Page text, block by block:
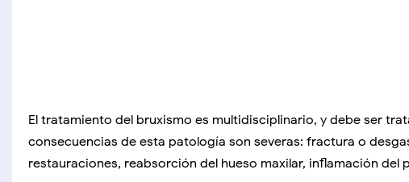
El tratamiento del bruxismo es multidisciplinario, y debe ser
consecuencias de esta patología son severas: fractura o
restauraciones, reabsorción del hueso maxilar, inflamación del